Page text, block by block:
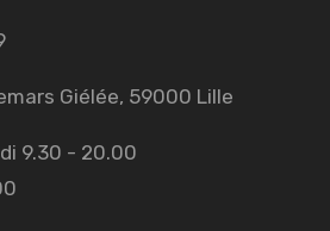
Giélée, 59000 Lille
9.30 - 20.00